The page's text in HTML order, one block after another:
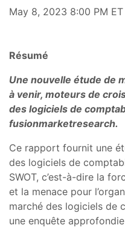
May 8, 2023 8:00 PM ET
Résumé
Une nouvelle étude de
à venir, moteurs de
des logiciels de
fusionmarketresearch.
Ce rapport fournit une
des logiciels de
SWOT, c’est-à-dire la
et la menace pour
marché des logiciels de
une enquête